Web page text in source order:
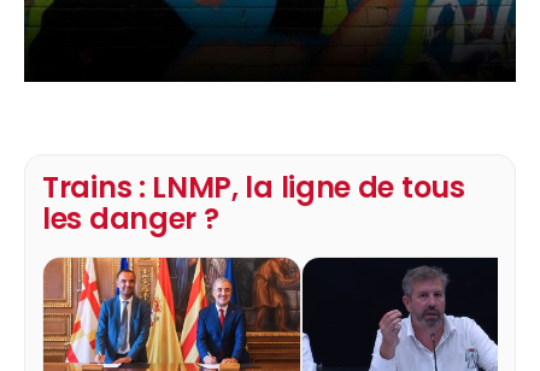
Trains : LNMP, la ligne de tous
les danger ?